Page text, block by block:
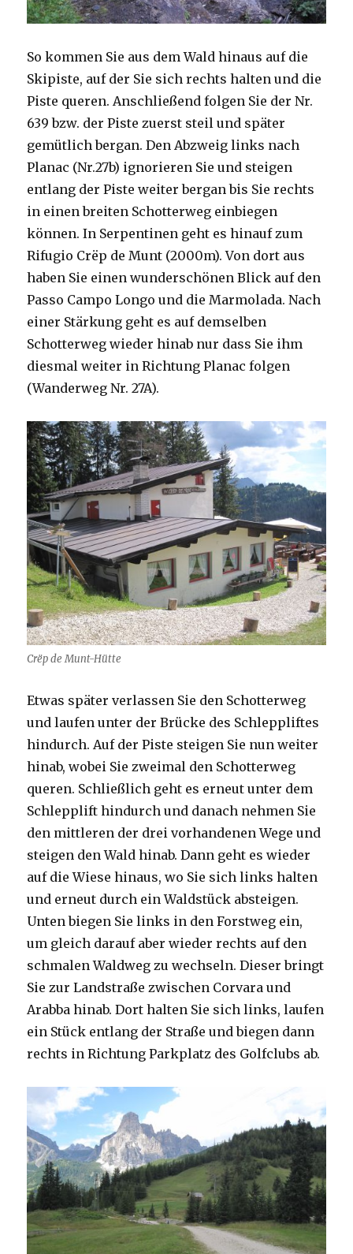
So kommen Sie aus dem Wald hinaus auf die
Skipiste, auf der Sie sich rechts halten und die
Piste queren. Anschließend folgen Sie der Nr.
639 bzw. der Piste zuerst steil und später
gemütlich bergan. Den Abzweig links nach
Planac (Nr.27b) ignorieren Sie und steigen
entlang der Piste weiter bergan bis Sie rechts
in einen breiten Schotterweg einbiegen
können. In Serpentinen geht es hinauf zum
Rifugio Crëp de Munt (2000m). Von dort aus
haben Sie einen wunderschönen Blick auf den
Passo Campo Longo und die Marmolada. Nach
einer Stärkung geht es auf demselben
Schotterweg wieder hinab nur dass Sie ihm
diesmal weiter in Richtung Planac folgen
(Wanderweg Nr. 27A).
Crëp de Munt-Hütte
Etwas später verlassen Sie den Schotterweg
und laufen unter der Brücke des Schleppliftes
hindurch. Auf der Piste steigen Sie nun weiter
hinab, wobei Sie zweimal den Schotterweg
queren. Schließlich geht es erneut unter dem
Schlepplift hindurch und danach nehmen Sie
den mittleren der drei vorhandenen Wege und
steigen den Wald hinab. Dann geht es wieder
auf die Wiese hinaus, wo Sie sich links halten
und erneut durch ein Waldstück absteigen.
Unten biegen Sie links in den Forstweg ein,
um gleich darauf aber wieder rechts auf den
schmalen Waldweg zu wechseln. Dieser bringt
Sie zur Landstraße zwischen Corvara und
Arabba hinab. Dort halten Sie sich links, laufen
ein Stück entlang der Straße und biegen dann
rechts in Richtung Parkplatz des Golfclubs ab.